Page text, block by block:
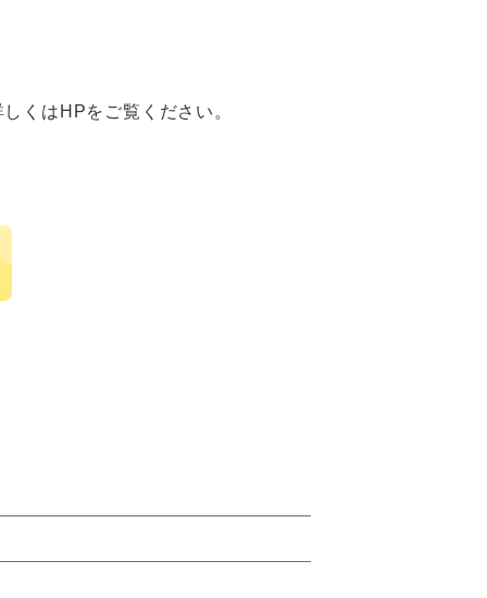
くはHPをご覧ください。